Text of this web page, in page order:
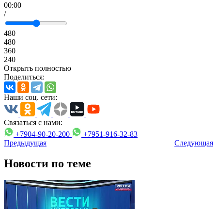
00:00
/
480
480
360
240
Открыть полностью
Поделиться:
Наши соц. сети:
Связаться с нами:
+7904-90-20-200
+7951-916-32-83
Предыдущая
Следующая
Новости по теме